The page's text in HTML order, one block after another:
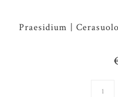
Praesidium |